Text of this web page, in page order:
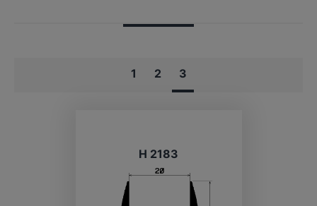
1 2 3
H 2183